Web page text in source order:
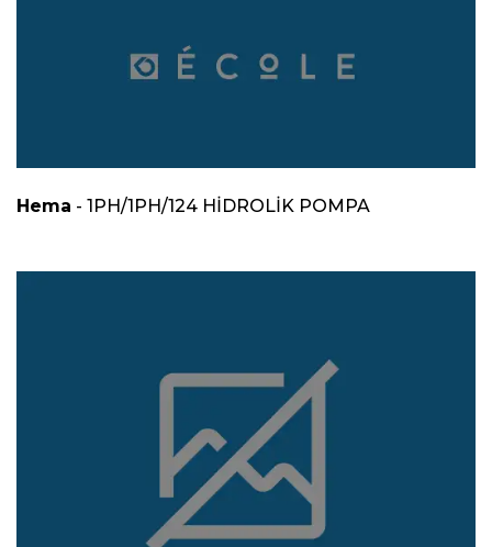
Hema - 1PH/1PH/124 HİDROLİK POMPA